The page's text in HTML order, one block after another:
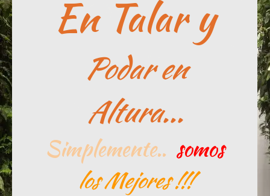
En Talar y
Podar en
Altura...
Simplemente.. somos
los Mejores !!!